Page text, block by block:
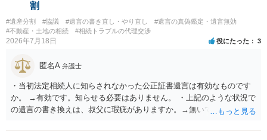
割
#遺産分割 #協議 #遺言の書き直し・やり直し
#遺言の真偽鑑定・遺言無効
#不動産・土地の相続
#相続トラブルの代理交渉
2026年7月18日 役にたった 3
匿名A 弁護士
・当初法定相続人に知らされなかった公正証書遺言は有効なものです
か。 →有効です。知らせる必要はありません。 ・上記のような状況で
の遺言の書き換えは、叔父に瑕疵がありますか。→無いです。 ・分割
ますか。 →本人が自由に決められますので、どこが妥当とは言えない